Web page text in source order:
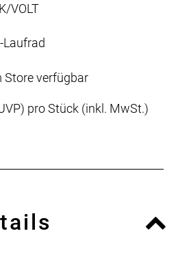
VOLT
Laufrad
Store verfügbar
) pro Stück (inkl. MwSt.)